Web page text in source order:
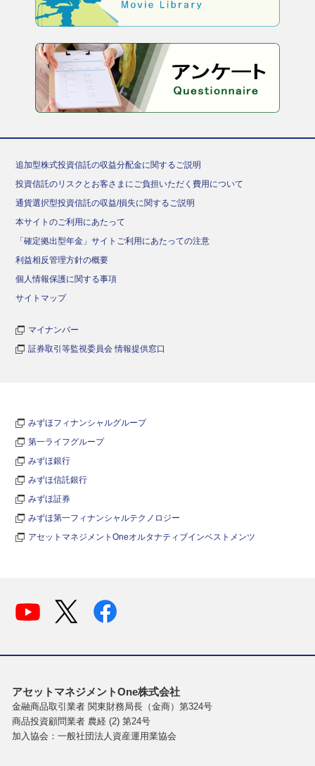
追加型株式投資信託の収益分配金に関するご説明
投資信託のリスクとお客さまにご負担いただく費用について
通貨選択型投資信託の収益/損失に関するご説明
本サイトのご利用にあたって
「確定拠出型年金」サイトご利用にあたっての注意
利益相反管理方針の概要
個人情報保護に関する事項
サイトマップ
マイナンバー
証券取引等監視委員会 情報提供窓口
みずほフィナンシャルグループ
第一ライフグループ
みずほ銀行
みずほ信託銀行
みずほ証券
みずほ第一フィナンシャルテクノロジー
アセットマネジメントOneオルタナティブインベストメンツ
アセットマネジメントOne株式会社
金融商品取引業者 関東財務局長（金商）第324号
商品投資顧問業者 農経 (2) 第24号
加入協会：一般社団法人資産運用業協会